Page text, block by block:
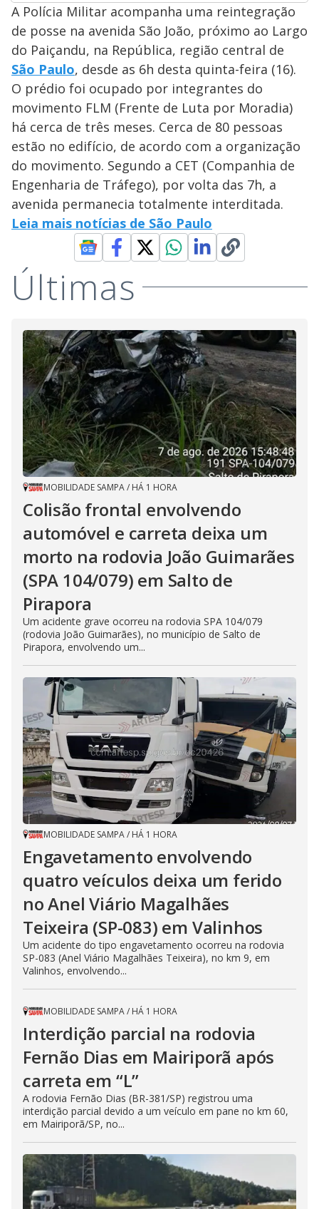
A Polícia Militar acompanha uma reintegração
de posse na avenida São João, próximo ao Largo
do Paiçandu, na República, região central de
São Paulo, desde as 6h desta quinta-feira (16).
O prédio foi ocupado por integrantes do
movimento FLM (Frente de Luta por Moradia)
há cerca de três meses. Cerca de 80 pessoas
estão no edifício, de acordo com a organização
do movimento. Segundo a CET (Companhia de
Engenharia de Tráfego), por volta das 7h, a
avenida permanecia totalmente interditada.
Leia mais notícias de São Paulo
Últimas
MOBILIDADE SAMPA/ HÁ 1 HORA
Colisão frontal envolvendo
automóvel e carreta deixa um
morto na rodovia João Guimarães
(SPA 104/079) em Salto de
Pirapora
Um acidente grave ocorreu na rodovia SPA 104/079
(rodovia João Guimarães), no município de Salto de
Pirapora, envolvendo um...
MOBILIDADE SAMPA/ HÁ 1 HORA
Engavetamento envolvendo
quatro veículos deixa um ferido
no Anel Viário Magalhães
Teixeira (SP-083) em Valinhos
Um acidente do tipo engavetamento ocorreu na rodovia
SP-083 (Anel Viário Magalhães Teixeira), no km 9, em
Valinhos, envolvendo...
MOBILIDADE SAMPA/ HÁ 1 HORA
Interdição parcial na rodovia
Fernão Dias em Mairiporã após
carreta em “L”
A rodovia Fernão Dias (BR-381/SP) registrou uma
interdição parcial devido a um veículo em pane no km 60,
em Mairiporã/SP, no...